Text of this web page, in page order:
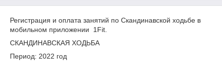
Регистрация и оплата занятий по Скандинавской ходьбе в
мобильном приложении 1Fit.
СКАНДИНАВСКАЯ ХОДЬБА
Период: 2022 год